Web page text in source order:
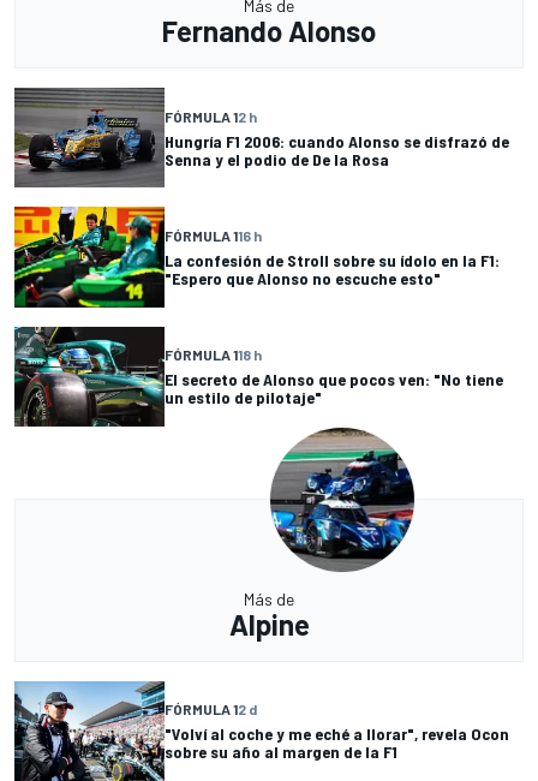
Más de
Fernando Alonso
FÓRMULA 12 h
Hungría F1 2006: cuando Alonso se disfrazó de
Senna y el podio de De la Rosa
FÓRMULA 116 h
La confesión de Stroll sobre su ídolo en la F1:
"Espero que Alonso no escuche esto"
FÓRMULA 118 h
El secreto de Alonso que pocos ven: "No tiene
un estilo de pilotaje"
Más de
Alpine
FÓRMULA 12 d
"Volví al coche y me eché a llorar", revela Ocon
sobre su año al margen de la F1